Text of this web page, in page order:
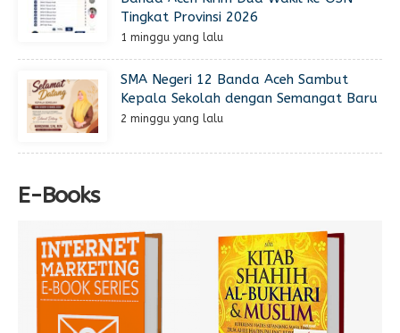
Tingkat Provinsi 2026
1 minggu yang lalu
SMA Negeri 12 Banda Aceh Sambut
Kepala Sekolah dengan Semangat Baru
2 minggu yang lalu
E-Books